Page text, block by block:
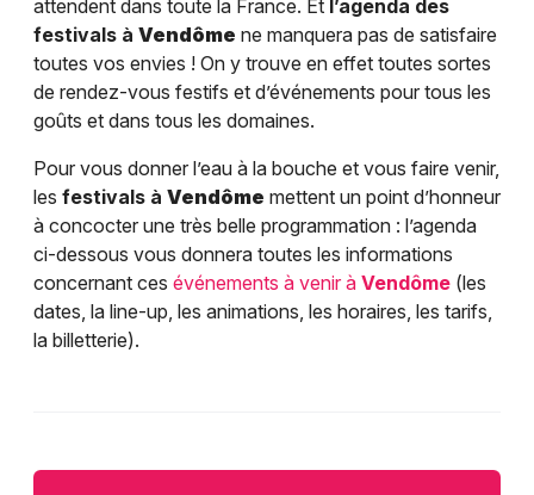
attendent dans toute la France. Et l’agenda des
festivals à Vendôme ne manquera pas de satisfaire
toutes vos envies ! On y trouve en effet toutes sortes
de rendez-vous festifs et d’événements pour tous les
goûts et dans tous les domaines.
Pour vous donner l’eau à la bouche et vous faire venir,
les festivals à Vendôme mettent un point d’honneur
à concocter une très belle programmation : l’agenda
ci-dessous vous donnera toutes les informations
concernant ces événements à venir à Vendôme (les
dates, la line-up, les animations, les horaires, les tarifs,
la billetterie).